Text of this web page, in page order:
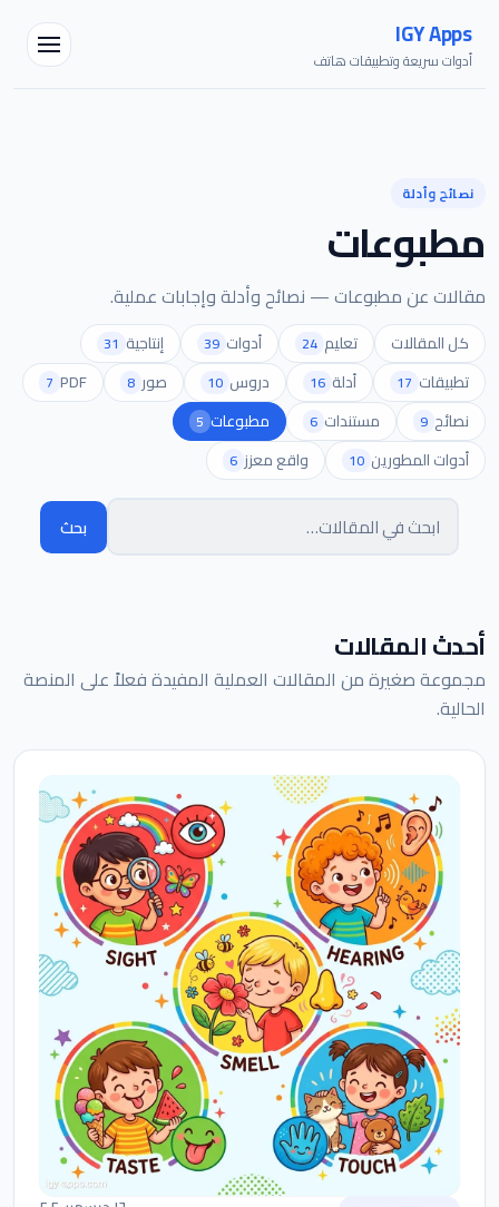
IGY Apps
أدوات سريعة وتطبيقات هاتف
نصائح وأدلة
مطبوعات
مقالات عن مطبوعات — نصائح وأدلة وإجابات عملية.
كل المقالات تعليم 24 أدوات 39 إنتاجية 31
تطبيقات 17 أدلة 16 دروس 10 صور 8
PDF
7
نصائح 9 مستندات 6 مطبوعات 5
أدوات المطورين 10 واقع معزز 6
البحث في المقالات بحث
أحدث المقالات
مجموعة صغيرة من المقالات العملية المفيدة فعلاً على المنصة
الحالية.
متصل — اسألني أي شيء